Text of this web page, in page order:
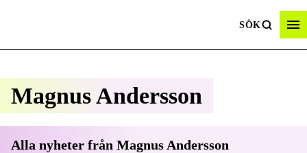
SÖK
Magnus Andersson
Alla nyheter från Magnus Andersson